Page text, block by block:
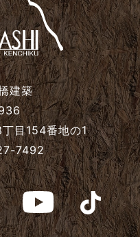
建築
目154番地の1
7492